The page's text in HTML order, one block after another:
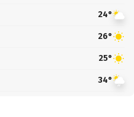
24°
26°
25°
34°